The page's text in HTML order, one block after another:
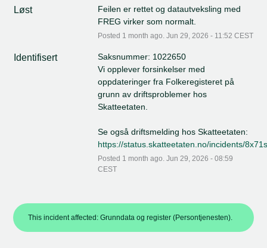
Løst
Feilen er rettet og datautveksling med
FREG virker som normalt.
Posted 1 month ago. Jun 29 2026 - 11:52 CEST
Identifisert
Saksnummer: 1022650
Vi opplever forsinkelser med
oppdateringer fra Folkeregisteret på
grunn av driftsproblemer hos
Skatteetaten.
https://status.skatteetaten.no/incidents/
Posted 1 month ago. Jun 29 2026 - 08:59
CEST
This incident affected: Grunndata og register (Persontjenesten).